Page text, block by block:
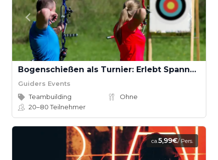
Bogenschießen als Turnier: Erlebt Spannung und Fokus
Guiders Events
Teambuilding
Ohne
20–80Teilnehmer
ca.5,99€/ Pers.